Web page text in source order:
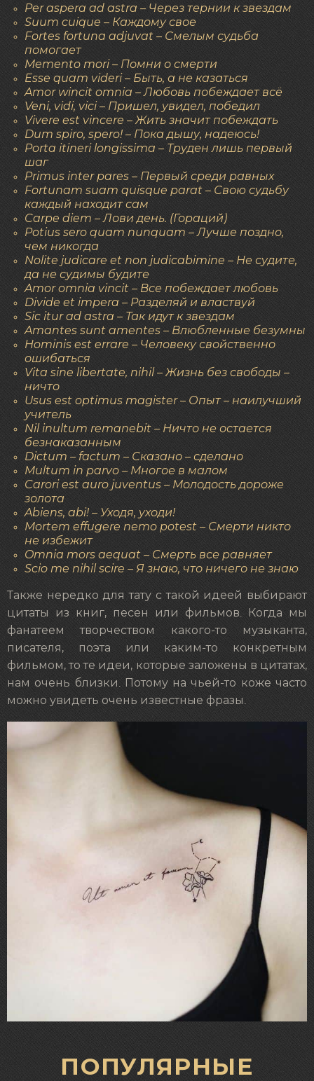
Per aspera ad astra – Через тернии к звездам
Suum cuique – Каждому свое
Fortes fortuna adjuvat – Смелым судьба
помогает
Memento mori – Помни о смерти
Esse quam videri – Быть, а не казаться
Amor wincit omnia – Любовь побеждает всё
Veni, vidi, vici – Пришел, увидел, победил
Vivere est vincere – Жить значит побеждать
Dum spiro, spero! – Пока дышу, надеюсь!
Porta itineri longissima – Труден лишь первый
шаг
Primus inter pares – Первый среди равных
Fortunam suam quisque parat – Свою судьбу
каждый находит сам
Carpe diem – Лови день. (Гораций)
Potius sero quam nunquam – Лучше поздно,
чем никогда
Nolite judicare et non judicabimine – Не судите,
да не судимы будите
Amor omnia vincit – Все побеждает любовь
Divide et impera – Разделяй и властвуй
Sic itur ad astra – Так идут к звездам
Amantes sunt amentes – Влюбленные безумны
Hominis est errare – Человеку свойственно
ошибаться
Vita sine libertate, nihil – Жизнь без свободы –
ничто
Usus est optimus magister – Опыт – наилучший
учитель
Nil inultum remanebit – Ничто не остается
безнаказанным
Dictum – factum – Сказано – сделано
Multum in parvo – Многое в малом
Carori est auro juventus – Молодость дороже
золота
Abiens, abi! – Уходя, уходи!
Mortem effugere nemo potest – Смерти никто
не избежит
Omnia mors aequat – Смерть все равняет
Scio me nihil scire – Я знаю, что ничего не знаю
Также нередко для тату с такой идеей выбирают
цитаты из книг, песен или фильмов. Когда мы
фанатеем творчеством какого-то музыканта,
писателя, поэта или каким-то конкретным
фильмом, то те идеи, которые заложены в цитатах,
нам очень близки. Потому на чьей-то коже часто
можно увидеть очень известные фразы.
ПОПУЛЯРНЫЕ